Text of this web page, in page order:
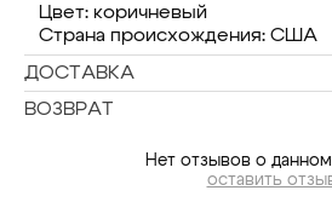
Цвет: коричневый
Страна происхождения: США
ДОСТАВКА
ВОЗВРАТ
Нет отзывов о
оставить